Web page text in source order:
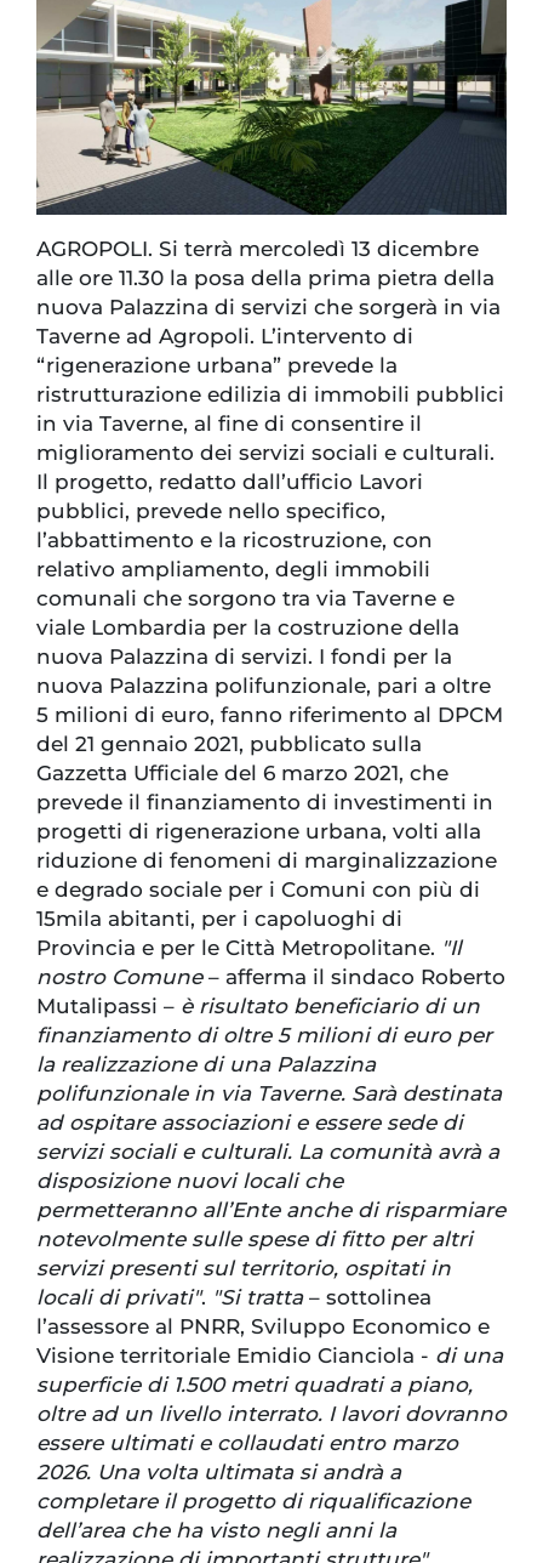
AGROPOLI. Si terrà mercoledì 13 dicembre
alle ore 11.30 la posa della prima pietra della
nuova Palazzina di servizi che sorgerà in via
Taverne ad Agropoli. L’intervento di
“rigenerazione urbana” prevede la
ristrutturazione edilizia di immobili pubblici
in via Taverne, al fine di consentire il
miglioramento dei servizi sociali e culturali.
Il progetto, redatto dall’ufficio Lavori
pubblici, prevede nello specifico,
l’abbattimento e la ricostruzione, con
relativo ampliamento, degli immobili
comunali che sorgono tra via Taverne e
viale Lombardia per la costruzione della
nuova Palazzina di servizi. I fondi per la
nuova Palazzina polifunzionale, pari a oltre
5 milioni di euro, fanno riferimento al DPCM
del 21 gennaio 2021, pubblicato sulla
Gazzetta Ufficiale del 6 marzo 2021, che
prevede il finanziamento di investimenti in
progetti di rigenerazione urbana, volti alla
riduzione di fenomeni di marginalizzazione
e degrado sociale per i Comuni con più di
15mila abitanti, per i capoluoghi di
Provincia e per le Città Metropolitane. "Il
nostro Comune– afferma il sindaco Roberto
Mutalipassi – è risultato beneficiario di un
finanziamento di oltre 5 milioni di euro per
la realizzazione di una Palazzina
polifunzionale in via Taverne. Sarà destinata
ad ospitare associazioni e essere sede di
servizi sociali e culturali. La comunità avrà a
disposizione nuovi locali che
permetteranno all’Ente anche di risparmiare
notevolmente sulle spese di fitto per altri
servizi presenti sul territorio, ospitati in
locali di privati". "Si tratta– sottolinea
l’assessore al PNRR, Sviluppo Economico e
Visione territoriale Emidio Cianciola - di una
superficie di 1.500 metri quadrati a piano,
oltre ad un livello interrato. I lavori dovranno
essere ultimati e collaudati entro marzo
2026. Una volta ultimata si andrà a
completare il progetto di riqualificazione
dell’area che ha visto negli anni la